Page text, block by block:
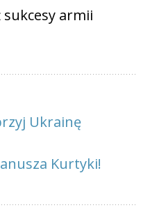
armii
Ukrainę
Kurtyki!